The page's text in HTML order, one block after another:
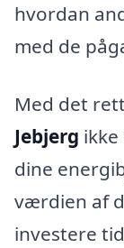
hvordan
med de
Med det
Jebjerg
dine
værdien af
investere